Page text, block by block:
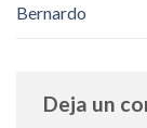
Bernardo
Deja un